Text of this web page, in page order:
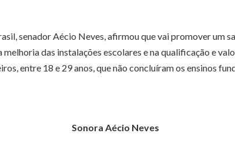
senador Aécio Neves, afirmou que vai promover um
das instalações escolares e na qualificação e
entre 18 e 29 anos, que não concluíram os ensinos
Sonora Aécio Neves